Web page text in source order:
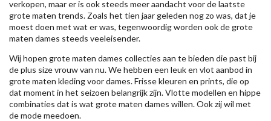
verkopen, maar er is ook steeds meer aandacht voor de laatste
grote maten trends. Zoals het tien jaar geleden nog zo was, dat je
moest doen met wat er was, tegenwoordig worden ook de grote
maten dames steeds veeleisender.
Wij hopen grote maten dames collecties aan te bieden die past bij
de plus size vrouw van nu. We hebben een leuk en vlot aanbod in
grote maten kleding voor dames. Frisse kleuren en prints, die op
dat moment in het seizoen belangrijk zijn. Vlotte modellen en hippe
combinaties dat is wat grote maten dames willen. Ook zij wil met
de mode meedoen.